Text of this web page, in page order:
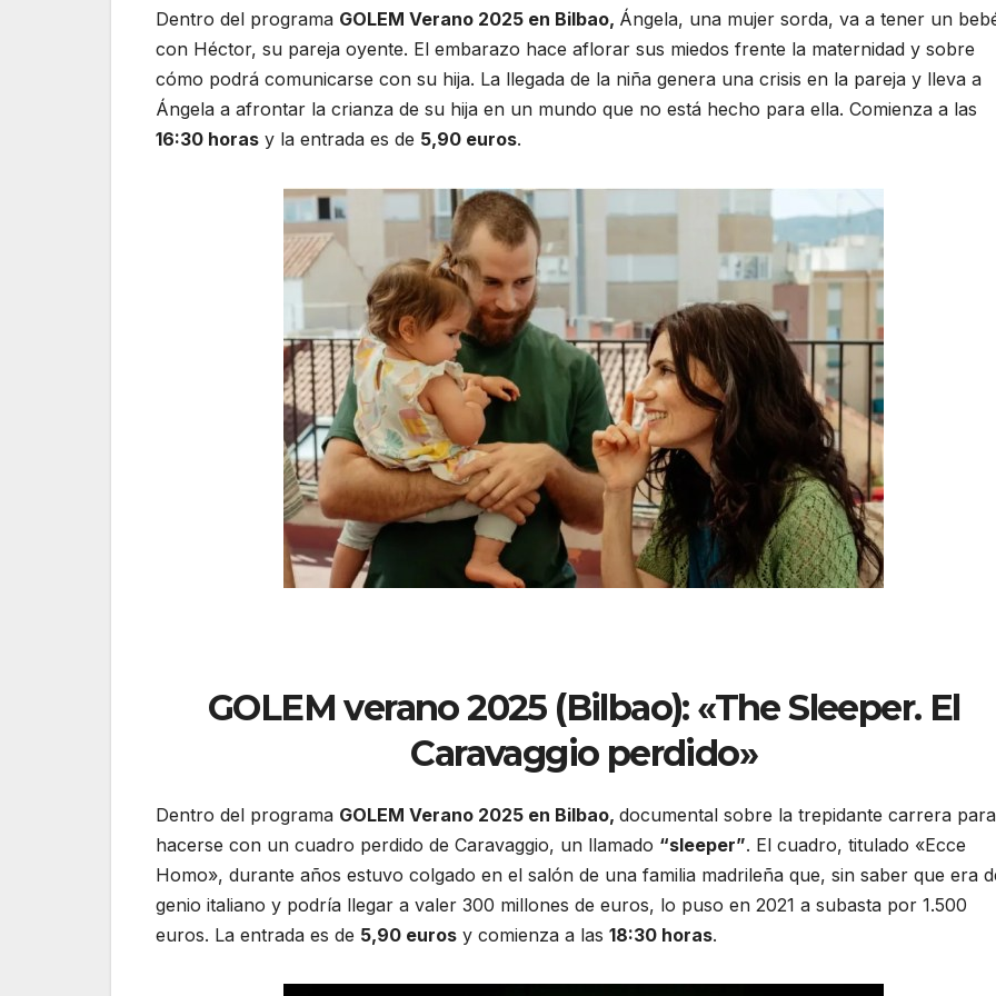
Dentro del programa GOLEM Verano 2025 en Bilbao, Ángela, una mujer sorda, va a tener un
con Héctor, su pareja oyente. El embarazo hace aflorar sus miedos frente la maternidad y sobre
cómo podrá comunicarse con su hija. La llegada de la niña genera una crisis en la pareja y lleva a
Ángela a afrontar la crianza de su hija en un mundo que no está hecho para ella. Comienza a las
16:30 horas y la entrada es de 5,90 euros.
GOLEM verano 2025 (Bilbao): «The Sleeper. El
Caravaggio perdido»
Dentro del programa GOLEM Verano 2025 en Bilbao, documental sobre la trepidante carrera para
hacerse con un cuadro perdido de Caravaggio, un llamado “sleeper”. El cuadro, titulado «Ecce
Homo», durante años estuvo colgado en el salón de una familia madrileña que, sin saber que era
genio italiano y podría llegar a valer 300 millones de euros, lo puso en 2021 a subasta por 1.500
euros. La entrada es de 5,90 euros y comienza a las 18:30 horas.